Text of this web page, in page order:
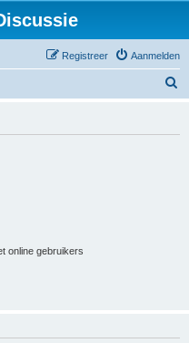
Aanmelden
Registreer
online gebruikers